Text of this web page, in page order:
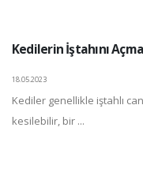
Kedilerin İştahını
18.05.2023
Kediler genellikle iştahlı
kesilebilir, bir ...